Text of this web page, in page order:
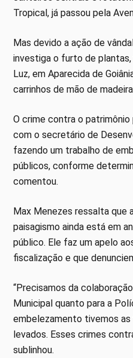
Tropical, já passou pela
Mas devido a ação de
investiga o furto de
Luz, em Aparecida de
carrinhos de mão de
O crime contra o
com o secretário de
fazendo um trabalho de
públicos, conforme
comentou.
Max Menezes ressalta que
paisagismo ainda está em
público. Ele faz um apelo
fiscalização e que
“Precisamos da
Municipal quanto para a
embelezamento tivemos
levados. Esses crimes
sublinhou.